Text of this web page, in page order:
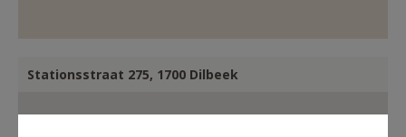
Stationsstraat 275, 1700 Dilbeek